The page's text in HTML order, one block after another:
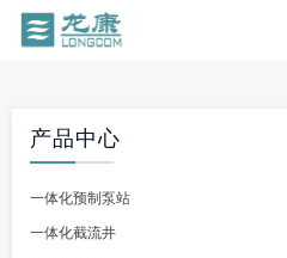
产品中心
一体化预制泵站
一体化截流井